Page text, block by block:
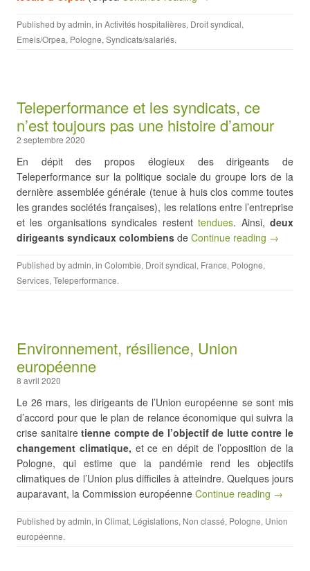
Published byadmin, in Activités hospitalières, Droit syndical,
Emeis/Orpea, Pologne, Syndicats/salariés.
Teleperformance et les syndicats, ce
n’est toujours pas une histoire d’amour
2 septembre 2020
En dépit des propos élogieux des dirigeants de
Teleperformance sur la politique sociale du groupe lors de la
dernière assemblée générale (tenue à huis clos comme toutes
les grandes sociétés françaises), les relations entre l’entreprise
et les organisations syndicales restenttendues. Ainsi,deux
dirigeants syndicaux colombiens de Continue reading →
Published byadmin, in Colombie, Droit syndical, France, Pologne,
Services, Teleperformance.
Environnement, résilience, Union
européenne
8 avril 2020
Le 26 mars, les dirigeants de l’Union européenne se sont mis
d’accord pour que le plan de relance économique qui suivra la
crise sanitairetienne compte de l’objectif de lutte contre le
changement climatique, et ce en dépit de l’opposition de la
Pologne, qui estime que la pandémie rend les objectifs
climatiques de l’Union plus difficiles à atteindre. Quelques jours
auparavant, la Commission européenne Continue reading →
Published byadmin, in Climat, Législations, Non classé, Pologne, Union
européenne.